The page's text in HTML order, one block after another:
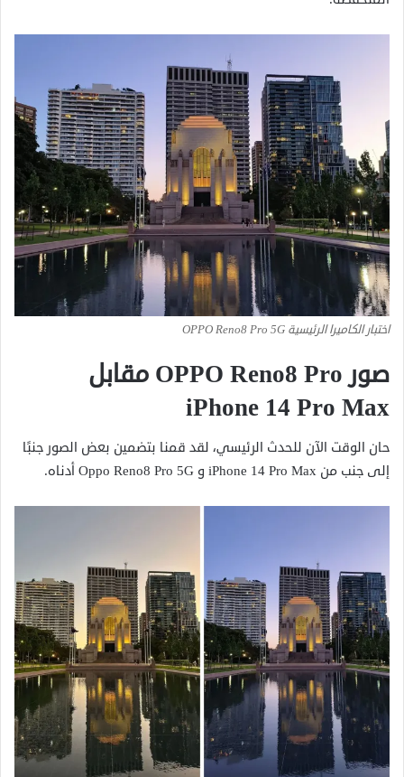
اختبار الكاميرا الرئيسية OPPO Reno8 Pro 5G
صور OPPO Reno8 Pro مقابل
iPhone 14 Pro Max
حان الوقت الآن للحدث الرئيسي، لقد قمنا بتضمين بعض الصور جنبًا
إلى جنب من iPhone 14 Pro Max و Oppo Reno8 Pro 5G أدناه.